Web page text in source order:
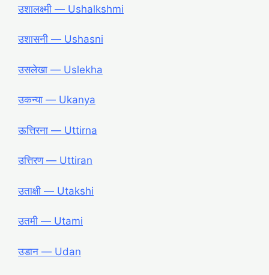
उशालक्ष्मी ― Ushalkshmi
उशासनी ― Ushasni
उसलेखा ― Uslekha
उकन्या ― Ukanya
ऊत्तिरना ― Uttirna
उत्तिरण ― Uttiran
उताक्षी ― Utakshi
उतमी ― Utami
उडान ― Udan